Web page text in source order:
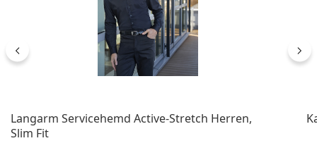
Langarm Servicehemd Active-Stretch Herren,
Slim Fit